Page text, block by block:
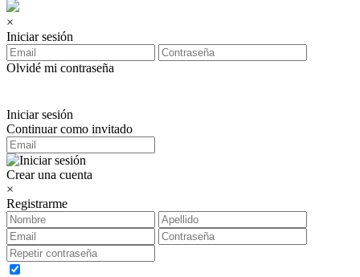
×
Iniciar sesión
Olvidé mi contraseña
Iniciar sesión
Continuar como invitado
Crear una cuenta
×
Registrarme